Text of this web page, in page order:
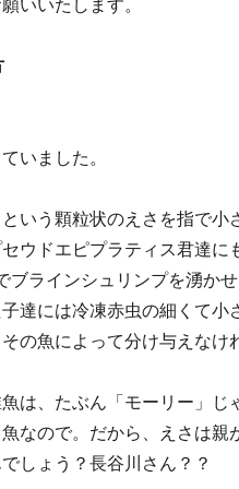
いいたします。
いました。
いう顆粒状のえさを指で
ウドエピプラティス君達に
ブラインシュリンプを湧か
達には冷凍赤虫の細くて小
の魚によって分け与えなけ
は、たぶん「モーリー」
なので。だから、えさは
しょう？長谷川さん？？